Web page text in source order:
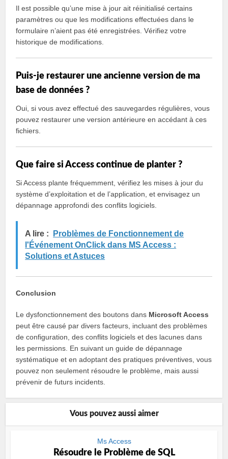
Il est possible qu’une mise à jour ait réinitialisé certains
paramètres ou que les modifications effectuées dans le
formulaire n’aient pas été enregistrées. Vérifiez votre
historique de modifications.
Puis-je restaurer une ancienne version de ma
base de données ?
Oui, si vous avez effectué des sauvegardes régulières, vous
pouvez restaurer une version antérieure en accédant à ces
fichiers.
Que faire si Access continue de planter ?
Si Access plante fréquemment, vérifiez les mises à jour du
système d’exploitation et de l’application, et envisagez un
dépannage approfondi des conflits logiciels.
A lire :
Problèmes de Fonctionnement de
l'Événement OnClick dans MS Access :
Solutions et Astuces
Conclusion
Le dysfonctionnement des boutons dans Microsoft Access
peut être causé par divers facteurs, incluant des problèmes
de configuration, des conflits logiciels et des lacunes dans
les permissions. En suivant un guide de dépannage
systématique et en adoptant des pratiques préventives, vous
pouvez non seulement résoudre le problème, mais aussi
prévenir de futurs incidents.
Vous pouvez aussi aimer
Ms Access
Résoudre le Problème de SQL